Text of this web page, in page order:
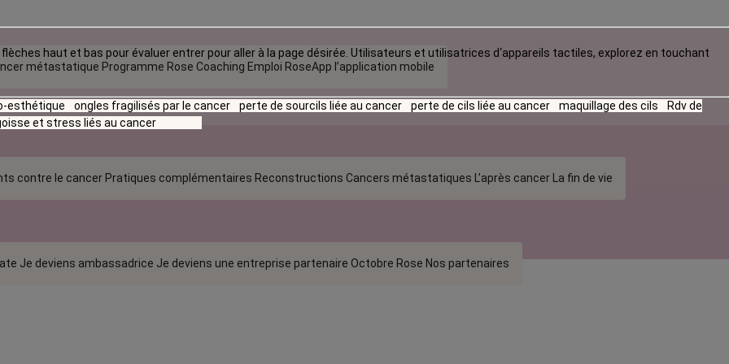
métastatique Programme Rose Coaching Emploi RoseApp l’application mobile
contre le cancer Pratiques complémentaires Reconstructions Cancers métastatiques L’après cancer La fin de vie
Je deviens ambassadrice Je deviens une entreprise partenaire Octobre Rose Nos partenaires
haut et bas pour évaluer entrer pour aller à la page désirée. Utilisateurs et utilisatrices d‘appareils tactiles, explorez en touchant
esthétique ongles fragilisés par le cancer perte de sourcils liée au cancer perte de cils liée au cancer maquillage des cils
Rdv de
et stress liés au cancer